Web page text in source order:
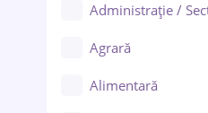
Administrație /
Agrară
Alimentară